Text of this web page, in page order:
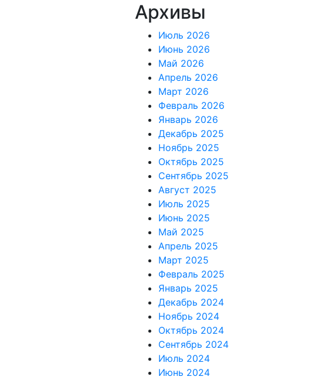
Архивы
Июль 2026
Июнь 2026
Май 2026
Апрель 2026
Март 2026
Февраль 2026
Январь 2026
Декабрь 2025
Ноябрь 2025
Октябрь 2025
Сентябрь 2025
Август 2025
Июль 2025
Июнь 2025
Май 2025
Апрель 2025
Март 2025
Февраль 2025
Январь 2025
Декабрь 2024
Ноябрь 2024
Октябрь 2024
Сентябрь 2024
Июль 2024
Июнь 2024